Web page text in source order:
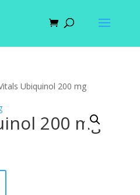
Ubiquinol 200 mg
200 mg